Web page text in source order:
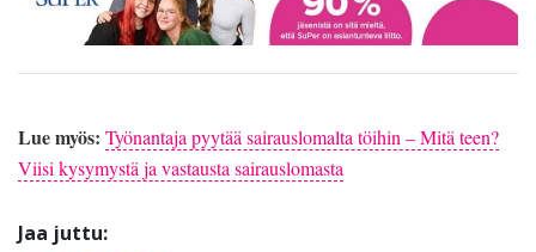
Lue myös: Työnantaja pyytää sairauslomalta töihin – Mitä teen?
Viisi kysymystä ja vastausta sairauslomasta